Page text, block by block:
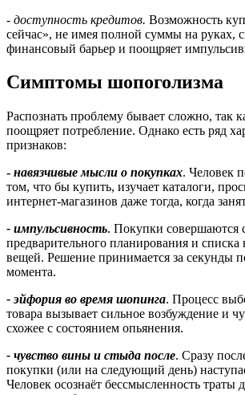
- доступность кредитов. Возможность
сейчас», не имея полной суммы на руках,
финансовый барьер и поощряет
Симптомы шопоголизма
Распознать проблему бывает сложно, так
поощряет потребление. Однако есть ряд
признаков:
- навязчивые мысли о покупках. Человек
том, что бы купить, изучает каталоги,
интернет-магазинов даже тогда, когда
- импульсивность. Покупки совершаются
предварительного планирования и
вещей. Решение принимается за секунды
момента.
- эйфория во время шопинга. Процесс
товара вызывает сильное возбуждение и
схожее с состоянием опьянения.
- чувство вины и стыда после. Сразу
покупки (или на следующий день)
Человек осознаёт бессмысленность траты